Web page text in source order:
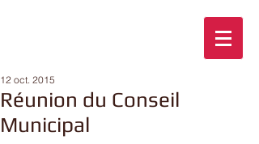
Réunion du Conseil
Municipal
12 oct. 2015